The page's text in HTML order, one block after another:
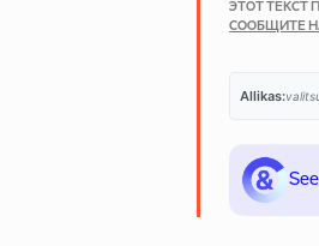
ЭТОТ ТЕКСТ
СООБЩИТЕ
Allikas: